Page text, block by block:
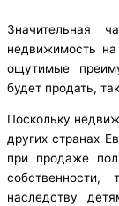
Значительная
недвижимость
ощутимые
будет продать,
Поскольку
других странах
при продаже
наследству